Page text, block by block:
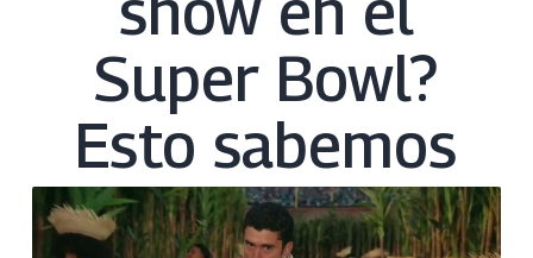
Super Bowl?
Esto sabemos